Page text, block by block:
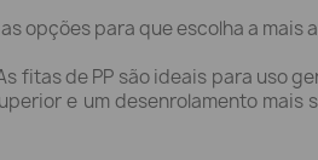
opções para que escolha a mais
fitas de PP são ideais para uso
e um desenrolamento